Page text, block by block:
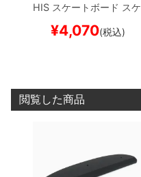
HIS スケートボード スケ
¥4,070(税込)
閲覧した商品